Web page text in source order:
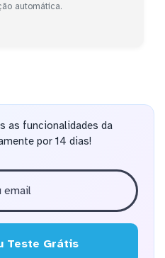
automática.
as funcionalidades da
por 14 dias!
Teste Grátis